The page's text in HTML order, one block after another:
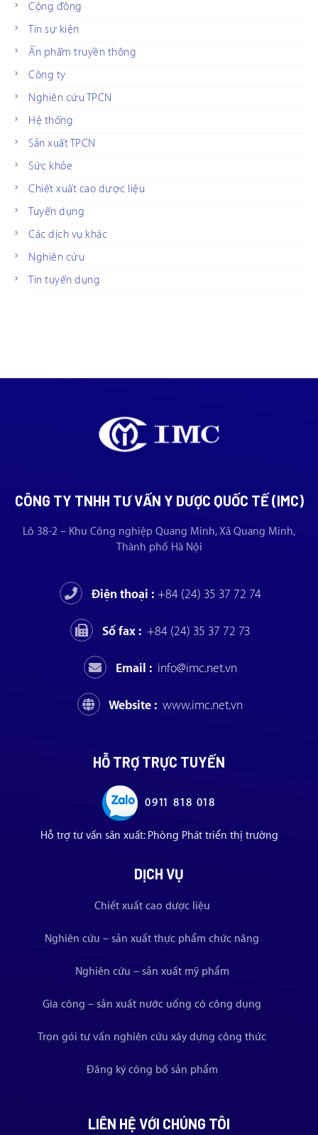
Cộng đồng
Tin sự kiện
Ấn phẩm truyền thông
Công ty
Nghiên cứu TPCN
Hệ thống
Sản xuất TPCN
Sức khỏe
Chiết xuất cao dược liệu
Tuyển dụng
Các dịch vụ khác
Nghiên cứu
Tin tuyển dụng
CÔNG TY TNHH TƯ VẤN Y DƯỢC QUỐC TẾ (IMC)
Lô 38-2 – Khu Công nghiệp Quang Minh, Xã Quang Minh,
Thành phố Hà Nội
Điện thoại : +84 (24) 35 37 72 74
Số fax : +84 (24) 35 37 72 73
Email : info@imc.net.vn
Website : www.imc.net.vn
HỖ TRỢ TRỰC TUYẾN
0911 818 018
Hỗ trợ tư vấn sản xuất: Phòng Phát triển thị trường
DỊCH VỤ
Chiết xuất cao dược liệu
Nghiên cứu – sản xuất thực phẩm chức năng
Nghiên cứu – sản xuất mỹ phẩm
Gia công – sản xuất nước uống có công dụng
Trọn gói tư vấn nghiên cứu xây dựng công thức
Đăng ký công bố sản phẩm
LIÊN HỆ VỚI CHÚNG TÔI